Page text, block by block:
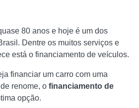
80 anos e hoje é um dos
Dentre os muitos serviços e
está o financiamento de veículos.
financiar um carro com uma
renome, o financiamento de
opção.